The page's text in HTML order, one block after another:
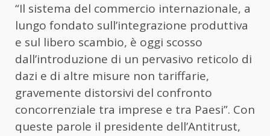
“Il sistema del commercio internazionale, a
lungo fondato sull’integrazione produttiva
e sul libero scambio, è oggi scosso
dall’introduzione di un pervasivo reticolo di
dazi e di altre misure non tariffarie,
gravemente distorsivi del confronto
concorrenziale tra imprese e tra Paesi”. Con
queste parole il presidente dell’Antitrust,